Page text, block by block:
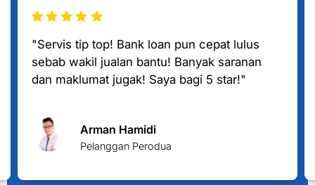
"Servis tip top! Bank loan pun cepat lulus
sebab wakil jualan bantu! Banyak saranan
dan maklumat jugak! Saya bagi 5 star!"
Arman Hamidi
Pelanggan Perodua